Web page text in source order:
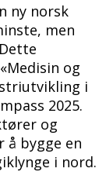
ny norsk
men
og
i
2025.
og
å bygge en
i nord.